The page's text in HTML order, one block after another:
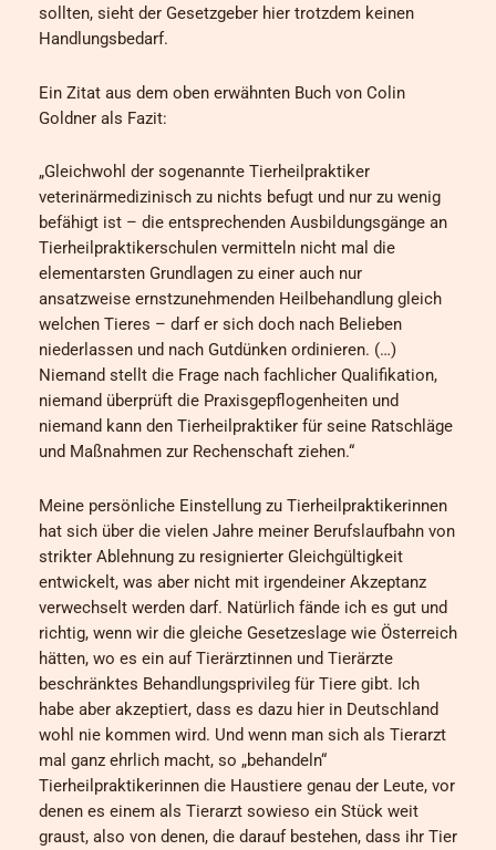
sollten, sieht der Gesetzgeber hier trotzdem keinen
Handlungsbedarf.
Ein Zitat aus dem oben erwähnten Buch von Colin
Goldner als Fazit:
„Gleichwohl der sogenannte Tierheilpraktiker
veterinärmedizinisch zu nichts befugt und nur zu wenig
befähigt ist – die entsprechenden Ausbildungsgänge an
Tierheilpraktikerschulen vermitteln nicht mal die
elementarsten Grundlagen zu einer auch nur
ansatzweise ernstzunehmenden Heilbehandlung gleich
welchen Tieres – darf er sich doch nach Belieben
niederlassen und nach Gutdünken ordinieren. (…)
Niemand stellt die Frage nach fachlicher Qualifikation,
niemand überprüft die Praxisgepflogenheiten und
niemand kann den Tierheilpraktiker für seine Ratschläge
und Maßnahmen zur Rechenschaft ziehen.“
Meine persönliche Einstellung zu Tierheilpraktikerinnen
hat sich über die vielen Jahre meiner Berufslaufbahn von
strikter Ablehnung zu resignierter Gleichgültigkeit
entwickelt, was aber nicht mit irgendeiner Akzeptanz
verwechselt werden darf. Natürlich fände ich es gut und
richtig, wenn wir die gleiche Gesetzeslage wie Österreich
hätten, wo es ein auf Tierärztinnen und Tierärzte
beschränktes Behandlungsprivileg für Tiere gibt. Ich
habe aber akzeptiert, dass es dazu hier in Deutschland
wohl nie kommen wird. Und wenn man sich als Tierarzt
mal ganz ehrlich macht, so „behandeln“
Tierheilpraktikerinnen die Haustiere genau der Leute, vor
denen es einem als Tierarzt sowieso ein Stück weit
graust, also von denen, die darauf bestehen, dass ihr Tier